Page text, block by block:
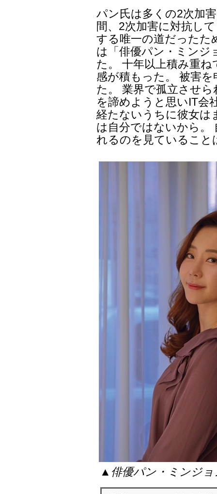
パン氏は多くの2次加
間、2次加害に対抗し
する唯一の道だったた
は「俳優パン・ミンジ
た。 十年以上積み重
感が積もった。 被害
た。 業界で孤立させ
を諦めようと思いIT会
経たないうちに彼女は
は自分ではないから。
れるのを見ていること
▲俳優パン・ミンジ